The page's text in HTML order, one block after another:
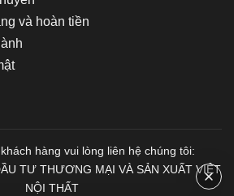
và hoàn tiền
hàng vui lòng liên hệ chúng tôi:
TƯ THƯƠNG MẠI VÀ SẢN XUẤT VIỆT
NỘI THẤT